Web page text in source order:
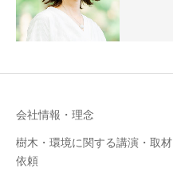
会社情報・理念
樹木・環境に関する講演・取材
依頼